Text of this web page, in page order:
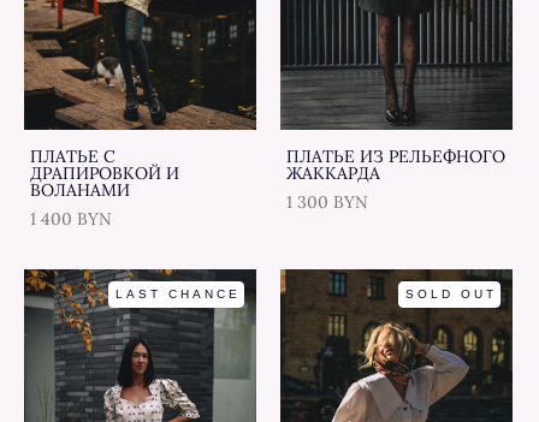
ПЛАТЬЕ С
ДРАПИРОВКОЙ И
ВОЛАНАМИ
1 400 BYN
ПЛАТЬЕ ИЗ РЕЛЬЕФНОГО
ЖАККАРДА
1 300 BYN
LAST CHANCE SOLD OUT